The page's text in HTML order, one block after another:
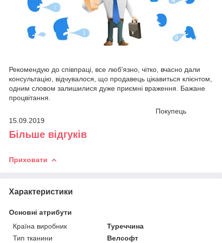
Рекомендую до співпраці, все люб'язно, чітко, вчасно дали
консультацію, відчувалося, що продавець цікавиться клієнтом,
одним словом залишилися дуже приємні враження. Бажане
процвітання.
Покупець
15.09.2019
Більше відгуків
Приховати
Характеристики
Основні атрибути
Країна виробник
Туреччина
Тип тканини
Велсофт